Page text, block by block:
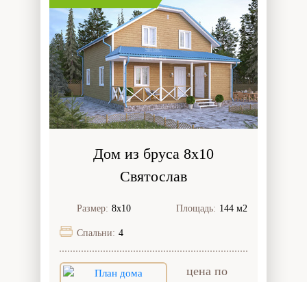
Дом из бруса 8x10
Святослав
Размер: 8х10 Площадь: 144 м2
Спальни: 4
цена по